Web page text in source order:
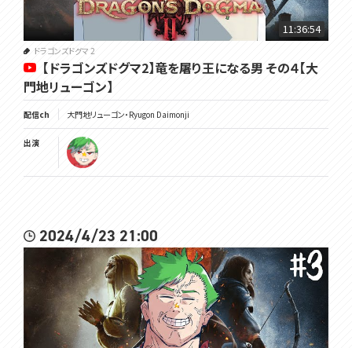
11:36:54
ドラゴンズドグマ 2
【ドラゴンズドグマ2】竜を屠り王になる男 その４【大
門地リューゴン】
配信ch 大門地リューゴン・Ryugon Daimonji
出演
2024/4/23 21:00